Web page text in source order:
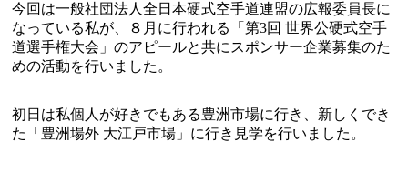
今回は一般社団法人全日本硬式空手道連盟の広報委員長に
なっている私が、８月に行われる「第3回 世界公硬式空手
道選手権大会」のアピールと共にスポンサー企業募集のた
めの活動を行いました。
初日は私個人が好きでもある豊洲市場に行き、新しくでき
た「豊洲場外 大江戸市場」に行き見学を行いました。